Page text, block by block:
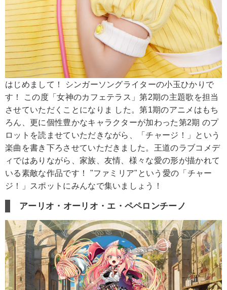
はじめまして！ シンガーソングライターの小玉ひかりで
す！ この度「女神のカフェテラス」第2期の主題歌を担当
させていただくことになりま した。第1期のアニメはもち
ろん、更に個性豊かなキャラクターが加わった第2期 のプ
ロットを読ませていただきながら、「チャージ！」という
楽曲を書き下ろさせていただきました。王道のラブコメデ
ィではありながら、家族、友情、様々な愛の形が描かれて
いる素敵な作品です！ "ファミリア"という愛の「チャー
ジ！」スポットにみんなで集いましょう！
アーリオ・オーリオ・エ・ペペロンチーノ